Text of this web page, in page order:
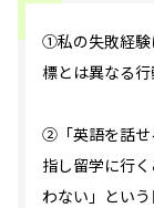
①私の失敗経験
標とは異なる行
②「英語を話せ
指し留学に行
わない」とい